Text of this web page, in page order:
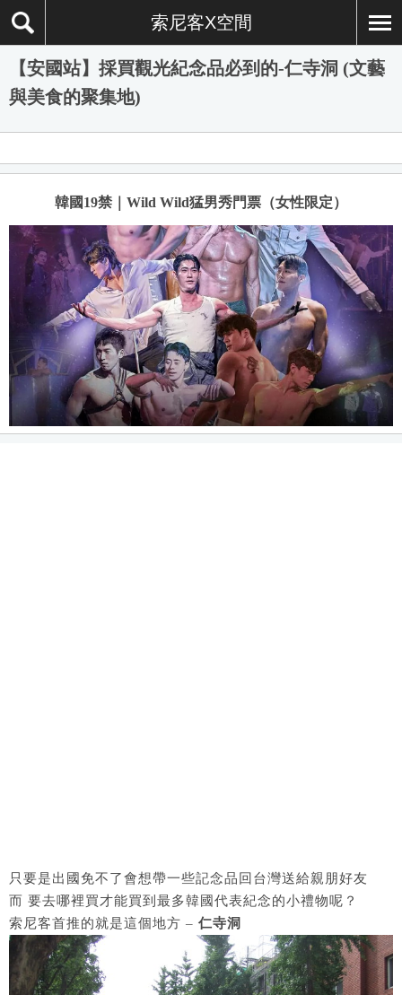
索尼客X空間
【安國站】採買觀光紀念品必到的-仁寺洞 (文藝
與美食的聚集地)
韓國19禁｜Wild Wild猛男秀門票（女性限定）
只要是出國免不了會想帶一些記念品回台灣送給親朋好友
而 要去哪裡買才能買到最多韓國代表紀念的小禮物呢？
索尼客首推的就是這個地方 – 仁寺洞